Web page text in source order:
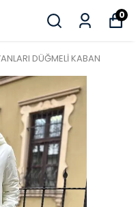
0
DÜĞMELİ KABAN